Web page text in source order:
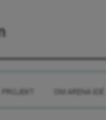
PROJEKT OM ARENA IDÉ